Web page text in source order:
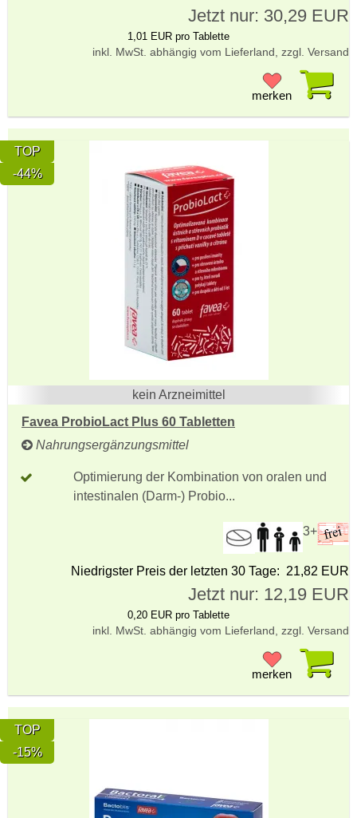
Jetzt nur: 30,29 EUR
1,01 EUR pro Tablette
inkl. MwSt. abhängig vom Lieferland, zzgl. Versand
merken
TOP
-44%
kein Arzneimittel
Favea ProbioLact Plus 60 Tabletten
Nahrungsergänzungsmittel
Optimierung der Kombination von oralen und
intestinalen (Darm-) Probio...
3+
Niedrigster Preis der letzten 30 Tage: 21,82 EUR
Jetzt nur: 12,19 EUR
0,20 EUR pro Tablette
inkl. MwSt. abhängig vom Lieferland, zzgl. Versand
merken
TOP
-15%